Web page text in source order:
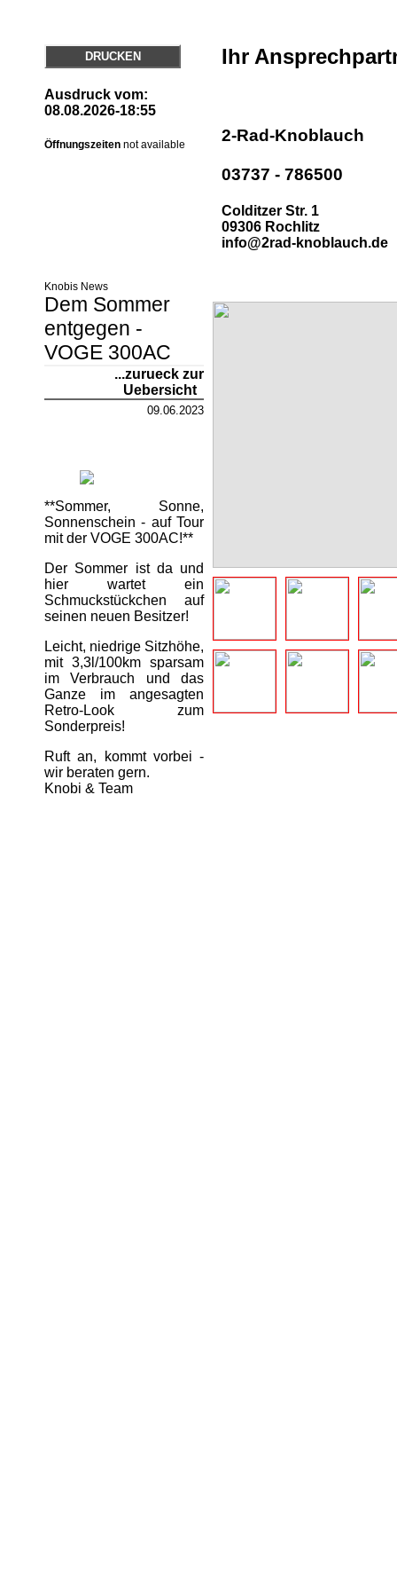
DRUCKEN
Ausdruck vom:
08.08.2026-18:55
Öffnungszeiten not available
Ihr
2-Rad-Knoblauch
03737 - 786500
Colditzer Str. 1
09306 Rochlitz
info@2rad-knoblauch.de
Knobis News
Dem Sommer
entgegen -
VOGE 300AC
...zurueck zur
Uebersicht
09.06.2023
**Sommer, Sonne,
Sonnenschein - auf Tour
mit der VOGE 300AC!**
Der Sommer ist da und
hier wartet ein
Schmuckstückchen auf
seinen neuen Besitzer!
Leicht, niedrige Sitzhöhe,
mit 3,3l/100km sparsam
im Verbrauch und das
Ganze im angesagten
Retro-Look zum
Sonderpreis!
Ruft an, kommt vorbei -
wir beraten gern.
Knobi & Team